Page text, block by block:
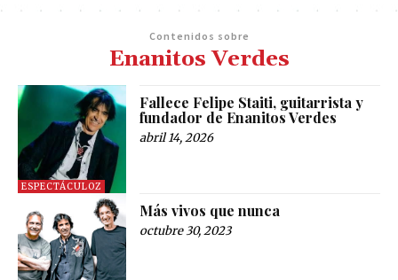
Contenidos sobre
Enanitos Verdes
ESPECTÁCULOZ
Fallece Felipe Staiti, guitarrista y
fundador de Enanitos Verdes
abril 14, 2026
Más vivos que nunca
octubre 30, 2023